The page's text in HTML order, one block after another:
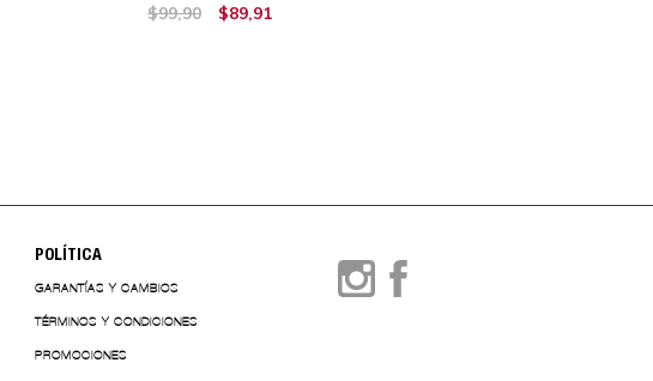
$99,90 $89,91
POLÍTICA
GARANTÍAS Y CAMBIOS
TÉRMINOS Y CONDICIONES
PROMOCIONES